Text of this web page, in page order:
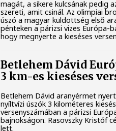
magát, a sikere kulcsának pedig
szereti, amit csinál. Az olimpiai
úszó a magyar küldöttség első
pénteken a párizsi vizes Európa-
hogy megnyerte a kieséses
Betlehem Dávid
3 km-es kieséses
Betlehem Dávid aranyérmet
nyíltvízi úszók 3 kilométeres
versenyszámában a párizsi
bajnokságon. Rasovszky Kristóf
lett.